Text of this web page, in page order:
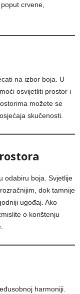
crvene,
na izbor boja. U
osvijetliti prostor i
možete se
skučenosti.
odabiru boja. Svjetlije
dok tamnije
ugođaj. Ako
o korištenju
harmoniji.